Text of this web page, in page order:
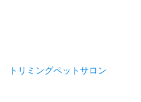
トリミングペットサロン